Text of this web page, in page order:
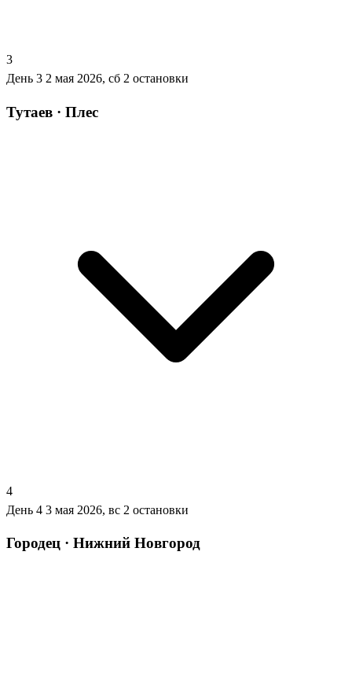
3
День 3 2 мая 2026, сб 2 остановки
Тутаев · Плес
4
День 4 3 мая 2026, вс 2 остановки
Городец · Нижний Новгород